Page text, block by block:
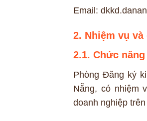
Email:
2. Nhiệm vụ
2.1. Chức
Phòng Đăng ký
Nẵng, có nhiệm
doanh nghiệp